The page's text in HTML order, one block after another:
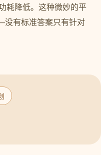
耗降低。这种微妙的平
有标准答案只有针对